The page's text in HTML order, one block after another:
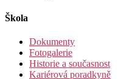
Škola
Dokumenty
Fotogalerie
Historie a současnost
Kariérová poradkyně